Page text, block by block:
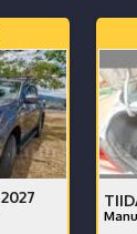
2027